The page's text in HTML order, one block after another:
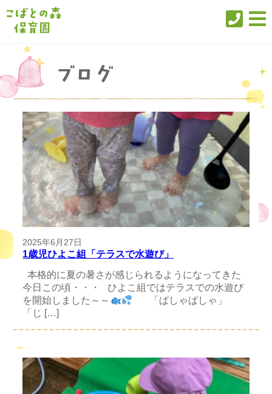
2025年6月27日
1歳児ひよこ組「テラスで水遊び」
本格的に夏の暑さが感じられるようになってきた
今日この頃・・・ ひよこ組ではテラスでの水遊び
を開始しました～～
「ぱしゃぱしゃ」
「じ […]